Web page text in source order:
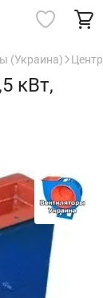
(Украина)
кВт,